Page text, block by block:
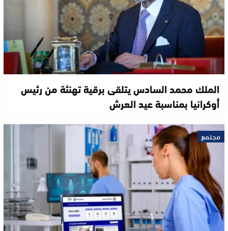
الملك محمد السادس يتلقى برقية تهنئة من رئيس
أوكرانيا بمناسبة عيد العرش
مجتمع